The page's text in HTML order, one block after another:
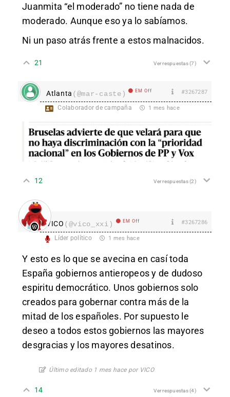
Juanmita “el moderado” no tiene nada de
moderado. Aunque eso ya lo sabíamos.
Ni un paso atrás frente a estos malnacidos.
21 Ver respuestas(7)
Atlanta (@mar-caste) EM Off #3267287
Colaborador de campaña 1 mes hace
12 Ver respuestas(2)
VICO (@vico_xxi) EM Off #3267286
Líder político 1 mes hace
Y esto es lo que se avecina en casí toda
España gobiernos antieropeos y de dudoso
espiritu democrático. Unos gobiernos solo
creados para gobernar contra más de la
mitad de los españoles. Por supuesto le
deseo a todos estos gobiernos las mayores
desgracias y los mayores desatinos.
Último editado 1 mes hace por VICO
14 Ver respuestas(4)